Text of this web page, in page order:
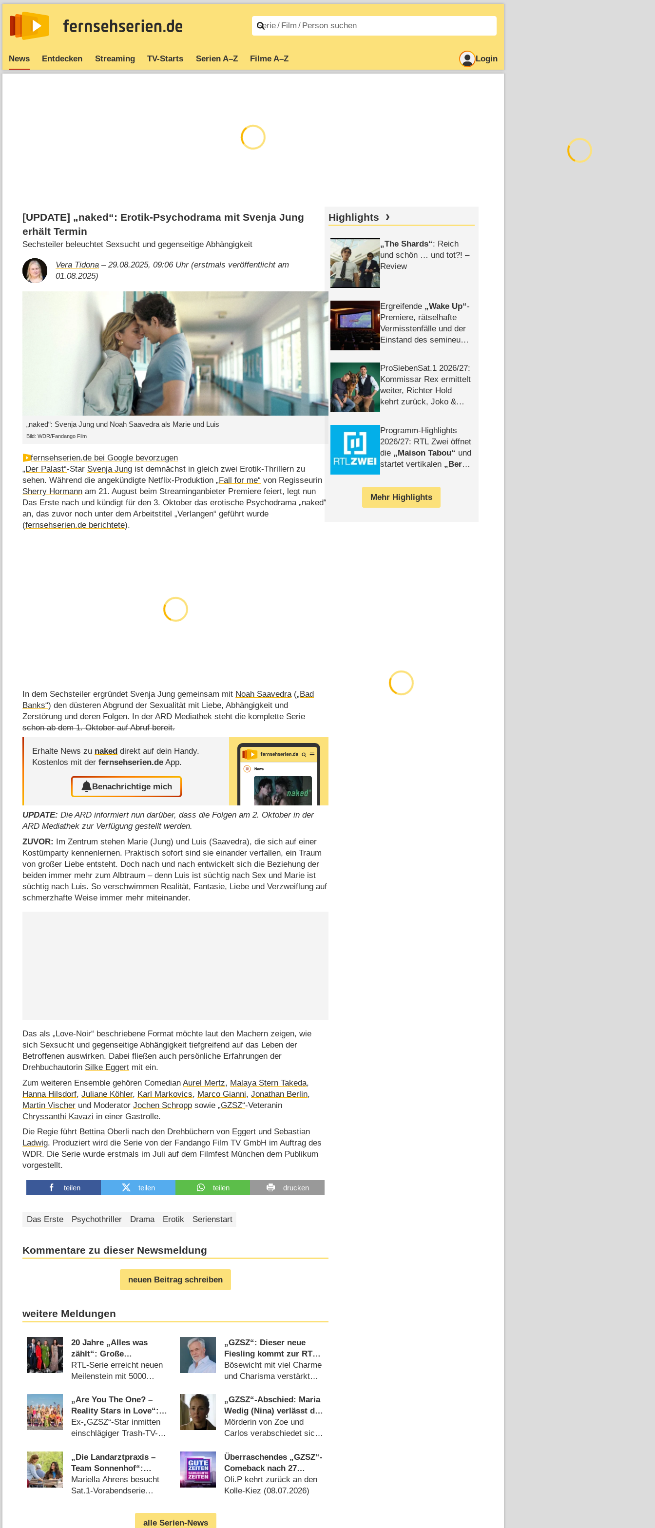
News Entdecken Streaming TV-Starts Serien A–Z Filme A–Z Login
[UPDATE] „naked“: Erotik-Psychodrama mit Svenja Jung
erhält Termin
Sechsteiler beleuchtet Sexsucht und gegenseitige Abhängigkeit
Vera Tidona – 29.08.2025, 09:06 Uhr (erstmals veröffentlicht am
01.08.2025)
„naked“: Svenja Jung und Noah Saavedra als Marie und Luis
Bild: WDR/Fandango Film
fernsehserien.de bei Google bevorzugen
„Der Palast“-Star Svenja Jung ist demnächst in gleich zwei Erotik-Thrillern zu
sehen. Während die angekündigte Netflix-Produktion„Fall for me“ von Regisseurin
Sherry Hormann am 21. August beim Streaminganbieter Premiere feiert, legt nun
Das Erste nach und kündigt für den 3. Oktober das erotische Psychodrama„naked“
an, das zuvor noch unter dem Arbeitstitel „Verlangen“ geführt wurde
(fernsehserien.de berichtete).
In dem Sechsteiler ergründet Svenja Jung gemeinsam mit Noah Saavedra („Bad
Banks“) den düsteren Abgrund der Sexualität mit Liebe, Abhängigkeit und
Zerstörung und deren Folgen.In der ARD Mediathek steht die komplette Serie
schon ab dem 1. Oktober auf Abruf bereit.
Erhalte News zu naked direkt auf dein Handy.
Kostenlos mit derfernsehserien.de App.
Benachrichtige mich
UPDATE: Die ARD informiert nun darüber, dass die Folgen am 2. Oktober in der
ARD Mediathek zur Verfügung gestellt werden.
ZUVOR: Im Zentrum stehen Marie (Jung) und Luis (Saavedra), die sich auf einer
Kostümparty kennenlernen. Praktisch sofort sind sie einander verfallen, ein Traum
von großer Liebe entsteht. Doch nach und nach entwickelt sich die Beziehung der
beiden immer mehr zum Albtraum – denn Luis ist süchtig nach Sex und Marie ist
süchtig nach Luis. So verschwimmen Realität, Fantasie, Liebe und Verzweiflung auf
schmerzhafte Weise immer mehr miteinander.
Das als „Love-Noir“ beschriebene Format möchte laut den Machern zeigen, wie
sich Sexsucht und gegenseitige Abhängigkeit tiefgreifend auf das Leben der
Betroffenen auswirken. Dabei fließen auch persönliche Erfahrungen der
Drehbuchautorin Silke Eggert mit ein.
Zum weiteren Ensemble gehören ComedianAurel Mertz, Malaya Stern Takeda,
Hanna Hilsdorf,Juliane Köhler, Karl Markovics, Marco Gianni,Jonathan Berlin,
Martin Vischer und ModeratorJochen Schropp sowie„GZSZ“-Veteranin
Chryssanthi Kavazi in einer Gastrolle.
Die Regie führt Bettina Oberli nach den Drehbüchern von Eggert und Sebastian
Ladwig. Produziert wird die Serie von der Fandango Film TV GmbH im Auftrag des
WDR. Die Serie wurde erstmals im Juli auf dem Filmfest München dem Publikum
vorgestellt.
teilen teilen teilen drucken
Das Erste Psychothriller Drama Erotik Serienstart
Kommentare zu dieser Newsmeldung
neuen Beitrag schreiben
weitere Meldungen
20 Jahre „Alles was
zählt“: Große
Jubiläumswoche, Promi-
Gaststar und
RTL-Serie erreicht neuen
Meilenstein mit 5000
„GZSZ“: Dieser neue
Fiesling kommt zur RTL-
Soap
Bösewicht mit viel Charme
und Charisma verstärkt
(29.07.2026)
„Are You The One? –
Reality Stars in Love“:
Diese Teilnehmer sind in
Staffel 6 dabei
Ex-„GZSZ“-Star inmitten
einschlägiger Trash-TV-
„GZSZ“-Abschied: Maria
Wedig (Nina) verlässt die
Serie nach neun Jahren
Mörderin von Zoe und
Carlos verabschiedet sich
(22.07.2026)
„Die Landarztpraxis –
Team Sonnenhof“:
Prominenter Gastauftritt
von „Ein Fall von Liebe“-
Mariella Ahrens besucht
Sat.1-Vorabendserie
Überraschendes „GZSZ“-
Comeback nach 27
Jahren: Dieser Soap-Star
kehrt zurück
Oli.P kehrt zurück an den
Kolle-Kiez (08.07.2026)
alle Serien-News
Highlights
The Shards : Reich
und schön … und tot?! –
Review
Ergreifende Wake Up -
Premiere, rätselhafte
Vermisstenfälle und der
Einstand des semineuen
ProSiebenSat.1 2026/​27:
Kommissar Rex ermittelt
weiter, Richter Hold
kehrt zurück, Joko &
Programm-Highlights
2026/​27: RTL Zwei öffnet
die
Maison Tabou
und
startet vertikalen
Berlin
Mehr Highlights